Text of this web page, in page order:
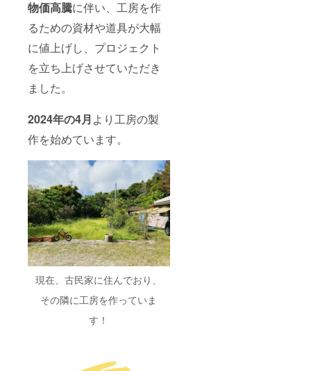
物価高騰に伴い、工房を作
るための資材や道具が大幅
に値上げし、プロジェクト
を立ち上げさせていただき
ました。
2024年の4月 より工房の製
作を始めています。
現在、古民家に住んでおり、
その隣に工房を作っていま
す！